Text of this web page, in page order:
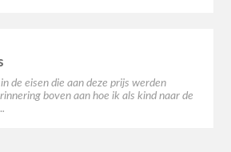
de eisen die aan deze prijs werden
boven aan hoe ik als kind naar de